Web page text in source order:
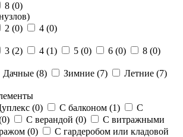
8 (0)
2 (0) 4 (0)
3 (2) 4 (1) 5 (0) 6 (0) 8 (0)
Дачные (8) Зимние (7) Летние (7)
(0) С балконом (1)
С
0) С верандой (0)
С витражными
(0)
С гардеробом или кладовой